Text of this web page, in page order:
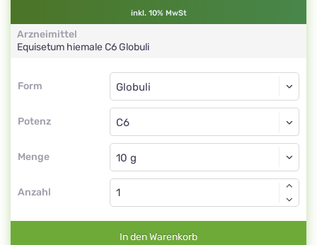
inkl. 10% MwSt
Arzneimittel
Equisetum hiemaleC6Globuli
Form
Form
Potenz
Globuli
C6
Menge
Globuli
Anzahl
In den Warenkorb